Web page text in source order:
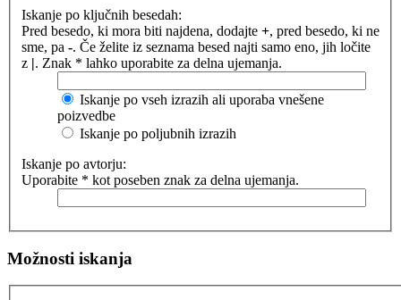
Iskanje po ključnih besedah:
Pred besedo, ki mora biti najdena, dodajte +, pred besedo, ki ne
sme, pa -. Če želite iz seznama besed najti samo eno, jih ločite
z |. Znak * lahko uporabite za delna ujemanja.
Iskanje po vseh izrazih ali uporaba vnešene
poizvedbe
Iskanje po poljubnih izrazih
Iskanje po avtorju:
Uporabite * kot poseben znak za delna ujemanja.
Možnosti iskanja